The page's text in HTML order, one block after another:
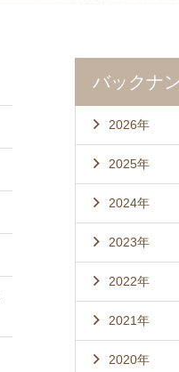
バックナ
2026年
2025年
2024年
2023年
2022年
2021年
2020年